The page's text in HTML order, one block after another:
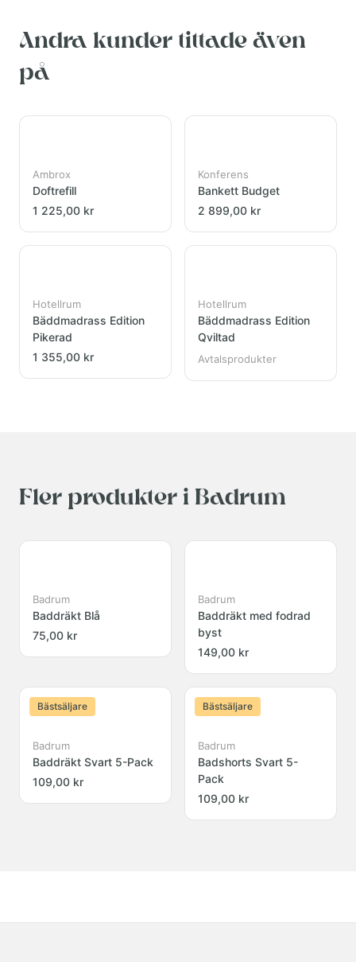
Andra kunder tittade även
på
Ambrox
Doftrefill
1 225,00 kr
Konferens
Bankett Budget
2 899,00 kr
Hotellrum
Bäddmadrass Edition
Pikerad
1 355,00 kr
Hotellrum
Bäddmadrass Edition
Qviltad
Avtalsprodukter
Fler produkter i Badrum
Badrum
Baddräkt Blå
75,00 kr
Badrum
Baddräkt med fodrad
byst
149,00 kr
Bästsäljare
Badrum
Baddräkt Svart 5-Pack
109,00 kr
Bästsäljare
Badrum
Badshorts Svart 5-
Pack
109,00 kr